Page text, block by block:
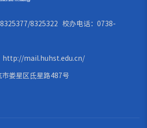
8325322 校办电话：0738-
http://mail.huhst.edu.cn/
娄星区氐星路487号